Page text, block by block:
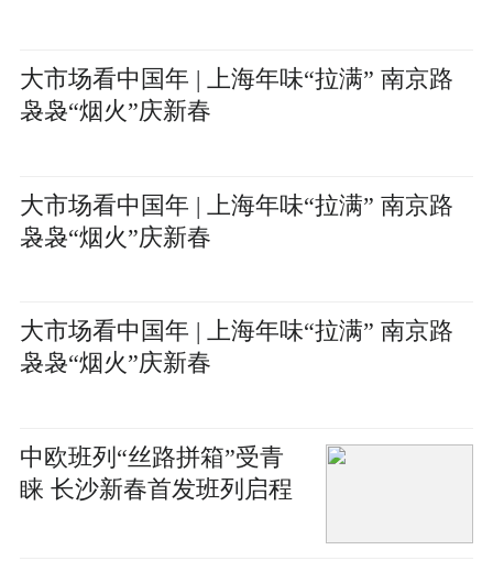
大市场看中国年 | 上海年味“拉满” 南京路
袅袅“烟火”庆新春
大市场看中国年 | 上海年味“拉满” 南京路
袅袅“烟火”庆新春
大市场看中国年 | 上海年味“拉满” 南京路
袅袅“烟火”庆新春
中欧班列“丝路拼箱”受青
睐 长沙新春首发班列启程